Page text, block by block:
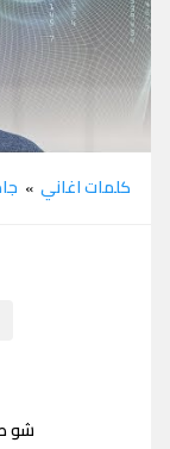
كلمات اغاني »
شو